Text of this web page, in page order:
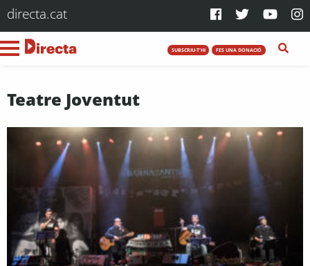
directa.cat
SUBSCRIU-T'HI FES UNA DONACIÓ
Teatre Joventut